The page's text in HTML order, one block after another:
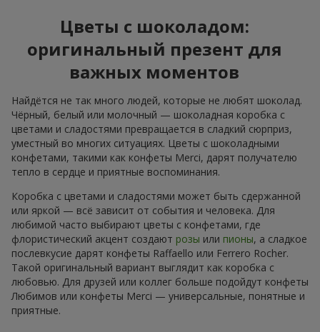
Цветы с шоколадом:
оригинальный презент для
важных моментов
Найдётся не так много людей, которые не любят шоколад.
Чёрный, белый или молочный — шоколадная коробка с
цветами и сладостями превращается в сладкий сюрприз,
уместный во многих ситуациях. Цветы с шоколадными
конфетами, такими как конфеты Merci, дарят получателю
тепло в сердце и приятные воспоминания.
Коробка с цветами и сладостями может быть сдержанной
или яркой — всё зависит от события и человека. Для
любимой часто выбирают цветы с конфетами, где
флористический акцент создают розы или пионы, а сладкое
послевкусие дарят конфеты Raffaello или Ferrero Rocher.
Такой оригинальный вариант выглядит как коробка с
любовью. Для друзей или коллег больше подойдут конфеты
Любимов или конфеты Merci — универсальные, понятные и
приятные.